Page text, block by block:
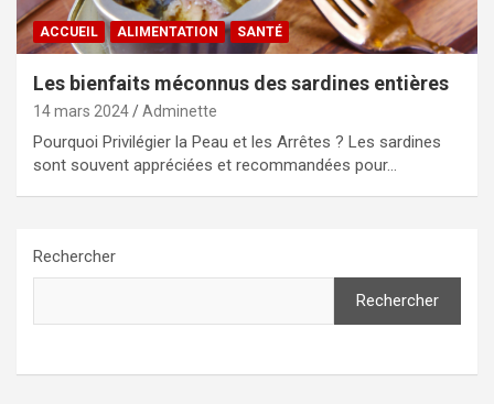
ACCUEIL ALIMENTATION SANTÉ
Les bienfaits méconnus des sardines entières
14 mars 2024 Adminette
Pourquoi Privilégier la Peau et les Arrêtes ? Les sardines
sont souvent appréciées et recommandées pour…
Rechercher
Rechercher